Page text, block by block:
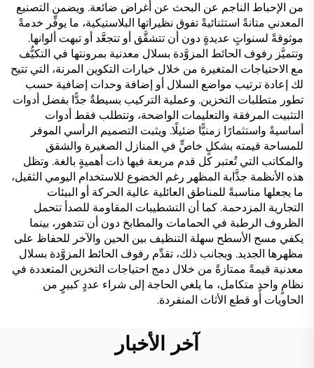
من الإحباط الناجم عن البحث عن أغراض ضائعة. ويضمن التصنيع
المعدني متانةً استثنائيةً تفوق نظيراتها البلاستيكية، ما يوفِّر خدمةً
موثوقةً لسنواتٍ عديدةٍ دون أن تتشقَّق أو تتجعَّد أو تبهت ألوانها.
وتتميَّز رفوف الحائط المزوَّدة بسلال معدنية بمرونتها في التكيُّف
مع الاحتياجات المتغيرة من خلال خيارات التكوين المرنة، التي تتيح
لك إعادة ترتيب مواضع السلال أو إضافة وحدات إضافية حسب
تطور متطلبات التخزين. وعملية التركيب بسيطةٌ جدًّا بفضل أدوات
التثبيت المرفقة والتعليمات الواضحة، وتتطلب فقط أدوات
أساسيةً واستثمارًا زمنيًّا ضئيلًا. ويثبت التصميم الرأسي الموفر
للمساحة قيمته بشكلٍ خاصٍّ في المنازل الصغيرة والشقق
والمكاتب التي تُعتبر كل قدم مربعة فيها ذات أهميةٍ بالغة. وتظل
هذه الأنظمة جذَّابة المظهر رغم الخضوع للاستخدام اليومي الثقيل،
ما يجعلها مناسبةً للمناطق العائلية عالية الحركة أو البيئات
التجارية المزدحمة. كما أن التشطيبات المقاومة للصدأ تتحمل
الظروف الرطبة في الحمامات والمطابخ دون أن تتدهور، بينما
يكفي مسح الأسطح سهلة التنظيف بين الحين والآخر للحفاظ على
مظهرها الجديد. وبجانب ذلك، تقدِّم رفوف الحائط المزوَّدة بسلال
معدنية قيمةً ممتازةً من خلال دمج احتياجات التخزين المتعددة في
نظامٍ واحدٍ متكامل، ما يلغي الحاجة إلى شراء عددٍ كبيرٍ من
الحاويات أو قطع الأثاث المنفردة.
آخر الأخبار